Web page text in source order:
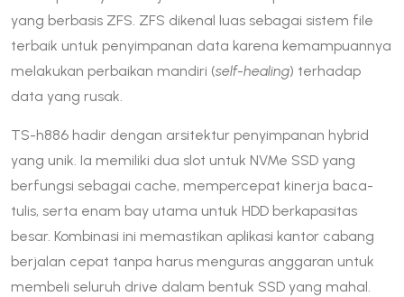
yang berbasis ZFS. ZFS dikenal luas sebagai sistem file
terbaik untuk penyimpanan data karena kemampuannya
melakukan perbaikan mandiri (self-healing) terhadap
data yang rusak.
TS-h886 hadir dengan arsitektur penyimpanan hybrid
yang unik. Ia memiliki dua slot untuk NVMe SSD yang
berfungsi sebagai cache, mempercepat kinerja baca-
tulis, serta enam bay utama untuk HDD berkapasitas
besar. Kombinasi ini memastikan aplikasi kantor cabang
berjalan cepat tanpa harus menguras anggaran untuk
membeli seluruh drive dalam bentuk SSD yang mahal.